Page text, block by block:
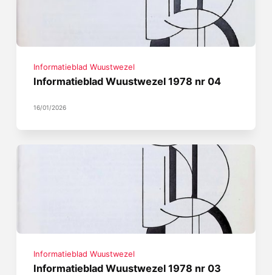
Informatieblad Wuustwezel
Informatieblad Wuustwezel 1978 nr 04
16/01/2026
Informatieblad Wuustwezel
Informatieblad Wuustwezel 1978 nr 03